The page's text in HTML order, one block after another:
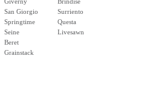
San Giorgio
Springtime
Seine
Beret
Grainstack
Surriento
Questa
Livesawn